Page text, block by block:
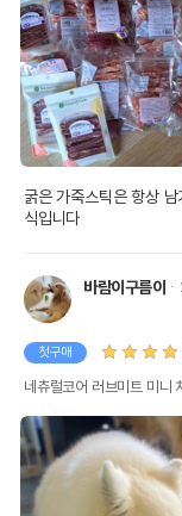
굵은 가죽스틱은 항상
식입니다
바람이구름이
첫구매
네츄럴코어 러브미트 미니